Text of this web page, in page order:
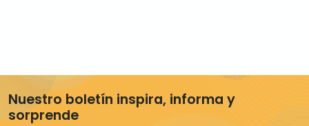
Nuestro boletín inspira, informa y
sorprende